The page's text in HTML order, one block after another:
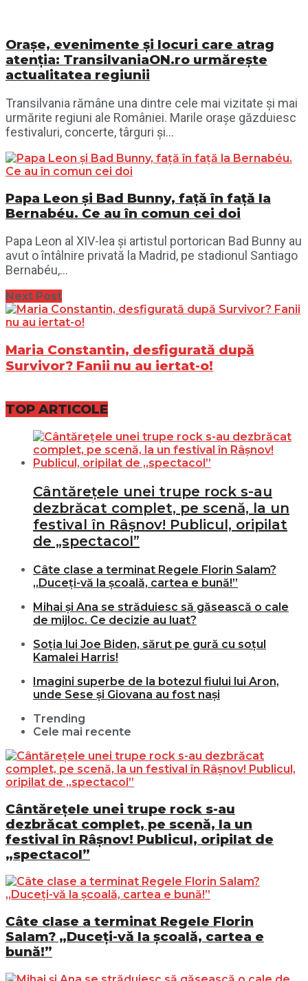
Orașe, evenimente și locuri care atrag
atenția: TransilvaniaON.ro urmărește
actualitatea regiunii
Transilvania rămâne una dintre cele mai vizitate și mai
urmărite regiuni ale României. Marile orașe găzduiesc
festivaluri, concerte, târguri și...
Papa Leon și Bad Bunny, față în față la
Bernabéu. Ce au în comun cei doi
Papa Leon al XIV-lea și artistul portorican Bad Bunny au
avut o întâlnire privată la Madrid, pe stadionul Santiago
Bernabéu,...
Next Post
Maria Constantin, desfigurată după
Survivor? Fanii nu au iertat-o!
TOP ARTICOLE
Cântărețele unei trupe rock s-au
dezbrăcat complet, pe scenă, la un
festival în Râșnov! Publicul, oripilat
de „spectacol”
Câte clase a terminat Regele Florin Salam?
„Duceți-vă la școală, cartea e bună!”
Mihai și Ana se străduiesc să găsească o cale
de mijloc. Ce decizie au luat?
Soția lui Joe Biden, sărut pe gură cu soțul
Kamalei Harris!
Imagini superbe de la botezul fiului lui Aron,
unde Sese și Giovana au fost nași
Trending
Cele mai recente
Cântărețele unei trupe rock s-au
dezbrăcat complet, pe scenă, la un
festival în Râșnov! Publicul, oripilat de
„spectacol”
Câte clase a terminat Regele Florin
Salam? „Duceți-vă la școală, cartea e
bună!”